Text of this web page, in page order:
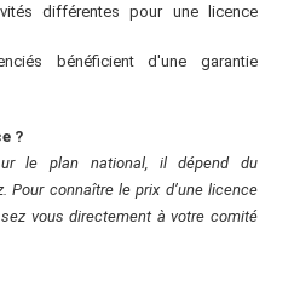
différentes pour une licence
bénéficient d'une garantie
?
le plan national, il dépend du
Pour connaître le prix d’une licence
vous directement à votre comité